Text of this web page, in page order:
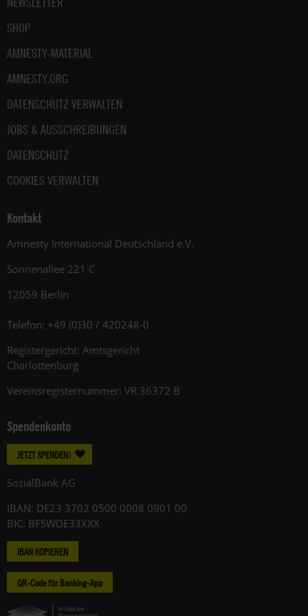
SHOP
AMNESTY-MATERIAL
AMNESTY.ORG
DATENSCHUTZ VERWALTEN
JOBS & AUSSCHREIBUNGEN
DATENSCHUTZ
COOKIES VERWALTEN
Kontakt
Amnesty International Deutschland e.V.
Sonnenallee 221 C
12059 Berlin
Telefon: +49 (0)30 / 420248-0
Registergericht: Amtsgericht
Charlottenburg
Vereinsregisternummer: VR 36372 B
Spendenkonto
JETZT SPENDEN!
SozialBank AG
IBAN: DE23 3702 0500 0008 0901 00
BIC: BFSWDE33XXX
IBAN KOPIEREN
QR-Code für Banking-App